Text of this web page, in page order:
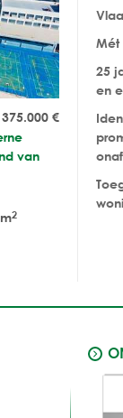
Mét
25
en
375.000 €
van
2